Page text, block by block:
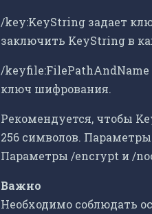
/key:KeyString задает
заключить KeyString в
/keyfile:FilePathAndName
ключ шифрования.
Рекомендуется, чтобы
256 символов.
Параметры /encrypt и /
Важно
Необходимо соблюдать